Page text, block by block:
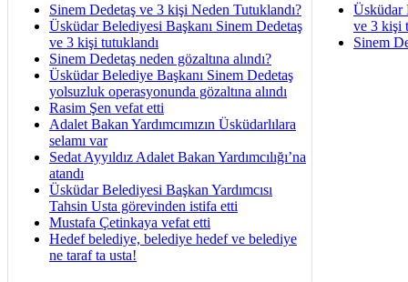
Sinem Dedetaş ve 3 kişi Neden Tutuklandı?
Üsküdar Belediyesi Başkanı Sinem Dedetaş
ve 3 kişi tutuklandı
Sinem Dedetaş neden gözaltına alındı?
Üsküdar Belediye Başkanı Sinem Dedetaş
yolsuzluk operasyonunda gözaltına alındı
Rasim Şen vefat etti
Adalet Bakan Yardımcımızın Üsküdarlılara
selamı var
Sedat Ayyıldız Adalet Bakan Yardımcılığı’na
atandı
Üsküdar Belediyesi Başkan Yardımcısı
Tahsin Usta görevinden istifa etti
Mustafa Çetinkaya vefat etti
Hedef belediye, belediye hedef ve belediye
ne taraf ta usta!
Üsküdar
ve 3 kişi
Sinem